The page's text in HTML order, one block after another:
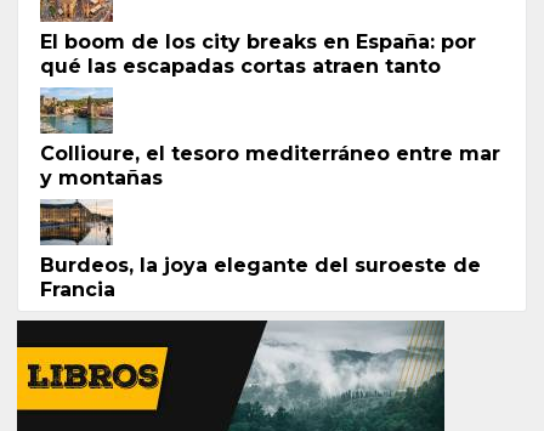
El boom de los city breaks en España: por
qué las escapadas cortas atraen tanto
Collioure, el tesoro mediterráneo entre mar
y montañas
Burdeos, la joya elegante del suroeste de
Francia